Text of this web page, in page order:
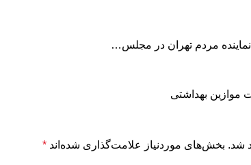
نماینده مردم تهران در مجلس…
موازین بهداشتی
شد. بخش‌های موردنیاز علامت‌گذاری شده‌اند *